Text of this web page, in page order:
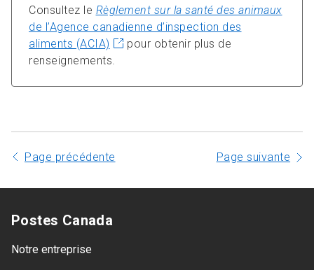
Consultez le Règlement sur la santé des animaux
de l’Agence canadienne d’inspection des
aliments (ACIA)
pour obtenir plus de
renseignements.
Page précédente Page suivante
Postes Canada
Notre entreprise